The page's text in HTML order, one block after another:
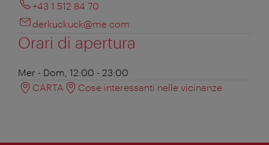
+43 1 512 84 70
derkuckuck@me.com
Orari di apertura
Mer - Dom, 12:00 - 23:00
CARTA
Cose interessanti nelle vicinanze